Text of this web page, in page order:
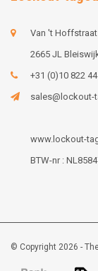
Van 't
2665 JL
+31 (0)10 822
www.lockout-
BTW-nr :
© Copyright 2026 -